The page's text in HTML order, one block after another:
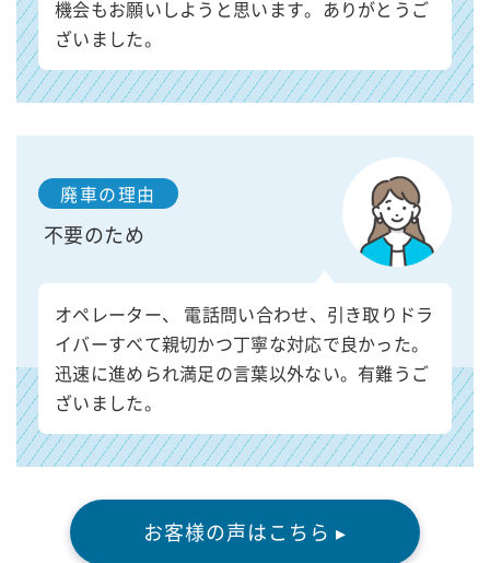
機会もお願いしようと思います。ありがとうご
ざいました。
廃車の理由
不要のため
オペレーター、 電話問い合わせ、引き取りドラ
イバーすべて親切かつ丁寧な対応で良かった。
迅速に進められ満足の言葉以外ない。有難うご
ざいました。
お客様の声はこちら ▸